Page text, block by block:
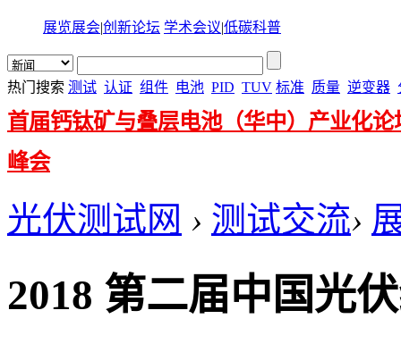
展览展会|创新论坛 学术会议|低碳科普
热门搜索 测试 认证 组件 电池 PID TUV 标准 质量 逆变器
首届钙钛矿与叠层电池（华中）产业化论
峰会
光伏测试网 › 测试交流›
2018 第二届中国光